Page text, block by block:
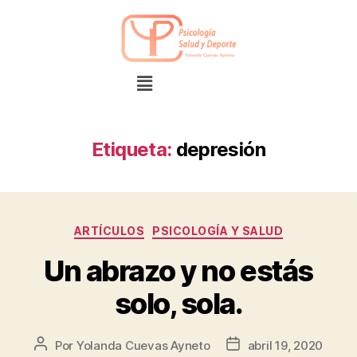
Etiqueta: depresión
ARTÍCULOS PSICOLOGÍA Y SALUD
Un abrazo y no estás
solo, sola.
Por Yolanda Cuevas Ayneto abril 19, 2020